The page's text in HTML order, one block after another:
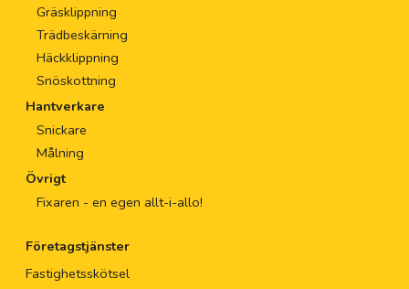
Gräsklippning
Trädbeskärning
Häckklippning
Snöskottning
Hantverkare
Snickare
Målning
Övrigt
Fixaren - en egen allt-i-allo!
Företagstjänster
Fastighetsskötsel